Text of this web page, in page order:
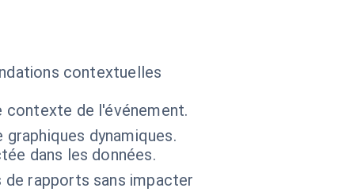
contextuelles
contexte de l'événement.
dynamiques.
dans les données.
de rapports sans impacter